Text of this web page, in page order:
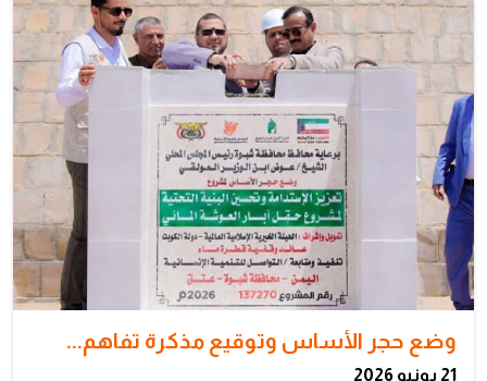
وضع حجر الأساس وتوقيع مذكرة تفاهم...
21 يونيو 2026